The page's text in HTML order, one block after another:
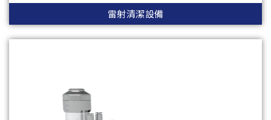
雷射清潔設備